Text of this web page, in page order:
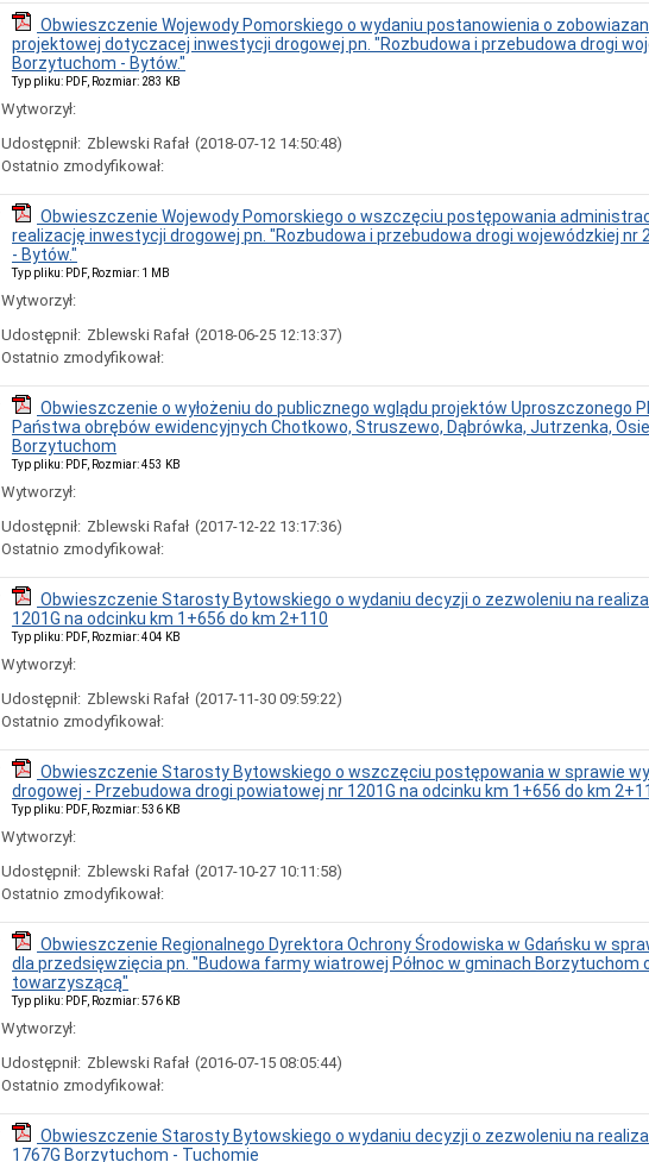
Obwieszczenie Wojewody Pomorskiego o wydaniu postanowienia o
projektowej dotyczacej inwestycji drogowej pn. "Rozbudowa i przebudowa drogi
Borzytuchom - Bytów."
Typ pliku: PDF, Rozmiar: 283 KB
Wytworzył:
Udostępnił: Zblewski Rafał (2018-07-12 14:50:48)
Ostatnio zmodyfikował:
Obwieszczenie Wojewody Pomorskiego o wszczęciu postępowania
realizację inwestycji drogowej pn. "Rozbudowa i przebudowa drogi wojewódzkiej nr
- Bytów."
Typ pliku: PDF, Rozmiar: 1 MB
Wytworzył:
Udostępnił: Zblewski Rafał (2018-06-25 12:13:37)
Ostatnio zmodyfikował:
Obwieszczenie o wyłożeniu do publicznego wglądu projektów Uproszczonego
Państwa obrębów ewidencyjnych Chotkowo, Struszewo, Dąbrówka, Jutrzenka,
Borzytuchom
Typ pliku: PDF, Rozmiar: 453 KB
Wytworzył:
Udostępnił: Zblewski Rafał (2017-12-22 13:17:36)
Ostatnio zmodyfikował:
Obwieszczenie Starosty Bytowskiego o wydaniu decyzji o zezwoleniu na
1201G na odcinku km 1+656 do km 2+110
Typ pliku: PDF, Rozmiar: 404 KB
Wytworzył:
Udostępnił: Zblewski Rafał (2017-11-30 09:59:22)
Ostatnio zmodyfikował:
Obwieszczenie Starosty Bytowskiego o wszczęciu postępowania w sprawie
drogowej - Przebudowa drogi powiatowej nr 1201G na odcinku km 1+656 do km
Typ pliku: PDF, Rozmiar: 536 KB
Wytworzył:
Udostępnił: Zblewski Rafał (2017-10-27 10:11:58)
Ostatnio zmodyfikował:
Obwieszczenie Regionalnego Dyrektora Ochrony Środowiska w Gdańsku w
dla przedsięwzięcia pn. "Budowa farmy wiatrowej Północ w gminach
towarzyszącą"
Typ pliku: PDF, Rozmiar: 576 KB
Wytworzył:
Udostępnił: Zblewski Rafał (2016-07-15 08:05:44)
Ostatnio zmodyfikował:
Obwieszczenie Starosty Bytowskiego o wydaniu decyzji o zezwoleniu na
1767G Borzytuchom - Tuchomie